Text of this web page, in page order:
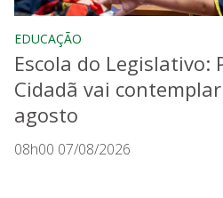
EDUCAÇÃO
Escola do Legislativo:
Cidadã vai
agosto
08h00 07/08/2026